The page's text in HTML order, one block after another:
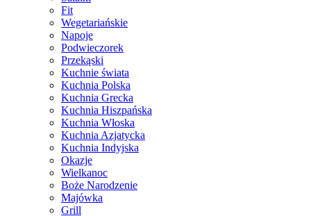
Fit
Wegetariańskie
Napoje
Podwieczorek
Przekąski
Kuchnie świata
Kuchnia Polska
Kuchnia Grecka
Kuchnia Hiszpańska
Kuchnia Włoska
Kuchnia Azjatycka
Kuchnia Indyjska
Okazje
Wielkanoc
Boże Narodzenie
Majówka
Grill